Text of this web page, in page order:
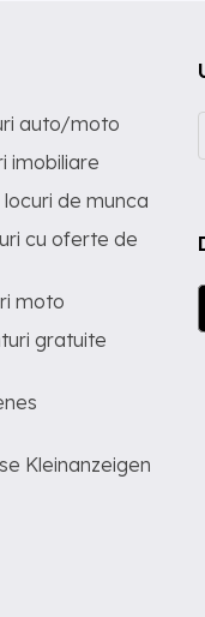
auto/moto
imobiliare
locuri de munca
cu oferte de
moto
gratuite
Kleinanzeigen